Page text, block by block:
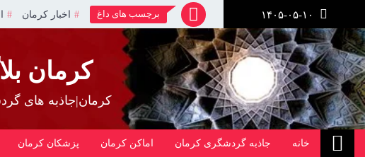
محتوا
برچسب های داغ اخبار کرمان
کرمان
کرمان|جاذبه های
خانه جاذبه گردشگری کرمان اماکن کرمان پزشکان کرمان